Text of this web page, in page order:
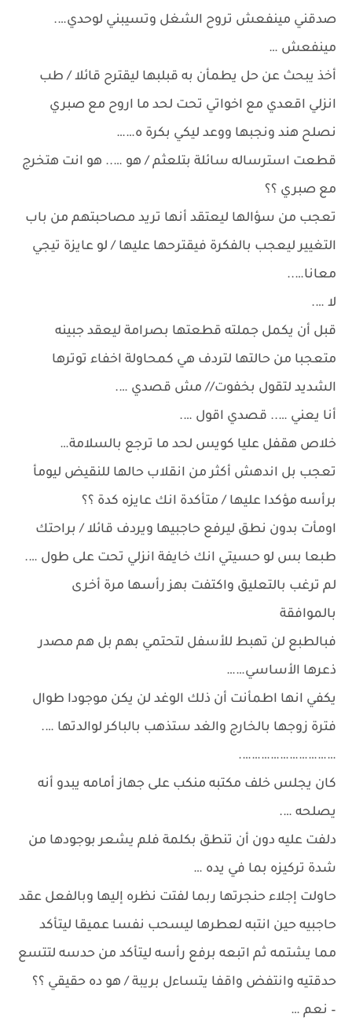
صدقني مينفعش تروح الشغل وتسيبني لوحدي….
مينفعش …
أخذ يبحث عن حل يطمأن به قبلبها ليقترح قائلا / طب
انزلي اقعدي مع اخواتي تحت لحد ما اروح مع صبري
نصلح هند ونجبها ووعد ليكي بكرة ه……
قطعت استرساله سائلة بتلعثم / هو ….. هو انت هتخرج
مع صبري ؟؟
تعجب من سؤالها ليعتقد أنها تريد مصاحبتهم من باب
التغيير ليعجب بالفكرة فيقترحها عليها / لو عايزة تيجي
معانا…..
لا ….
قبل أن يكمل جملته قطعتها بصرامة ليعقد جبينه
متعجبا من حالتها لتردف هي كمحاولة اخفاء توترها
الشديد لتقول بخفوت// مش قصدي ….
أنا يعني ….. قصدي اقول ….
خلاص هقفل عليا كويس لحد ما ترجع بالسلامة…
تعجب بل اندهش أكثر من انقلاب حالها للنقيض ليومأ
برأسه مؤكدا عليها / متأكدة انك عايزه كدة ؟؟
اومأت بدون نطق ليرفع حاجبيها ويردف قائلا / براحتك
طبعا بس لو حسيتي انك خايفة انزلي تحت على طول ….
لم ترغب بالتعليق واكتفت بهز رأسها مرة أخرى
بالموافقة
فبالطبع لن تهبط للأسفل لتحتمي بهم بل هم مصدر
ذعرها الأساسي……
يكفي انها اطمأنت أن ذلك الوغد لن يكن موجودا طوال
فترة زوجها بالخارج والغد ستذهب بالباكر لوالدتها ….
………………………….
كان يجلس خلف مكتبه منكب على جهاز أمامه يبدو أنه
يصلحه ….
دلفت عليه دون أن تنطق بكلمة فلم يشعر بوجودها من
شدة تركيزه بما في يده …
حاولت إجلاء حنجرتها ربما لفتت نظره إليها وبالفعل عقد
حاجبيه حين انتبه لعطرها ليسحب نفسا عميقا ليتأكد
مما يشتمه ثم اتبعه برفع رأسه ليتأكد من حدسه لتتسع
حدقتيه وانتفض واقفا يتساءل بريبة / هو ده حقيقي ؟؟
– نعم …